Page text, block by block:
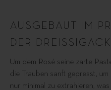
AUSGEBAUT IM
DER
Um dem Rosé seine zarte
die Trauben sanft gepresst,
nur minimal zu extrahieren,